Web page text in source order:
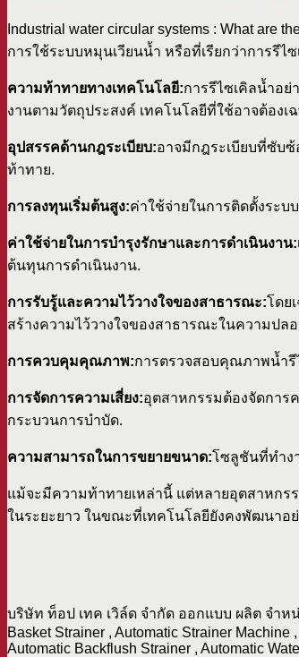
Industrial water circular systems : What are
การใช้ระบบหมุนเวียนน้ำ หรือที่เรียกว่าการรี
ความท้าทายทางเทคโนโลยี:การรีไซเคิลน้ำอ
งานตามวัตถุประสงค์ เทคโนโลยีที่ใช้อาจต้อง
อุปสรรคด้านกฎระเบียบ:อาจมีกฎระเบียบที่ซับ
ท้าทาย.
การลงทุนเริ่มต้นสูง:ค่าใช้จ่ายในการติดตั้งระบ
ค่าใช้จ่ายในการบำรุงรักษาและการดำเนินงาน:
ต้นทุนการดำเนินงาน.
การรับรู้และความไว้วางใจของสาธารณะ:โดย
สร้างความไว้วางใจของสาธารณะในความป
การควบคุมคุณภาพ:การตรวจสอบคุณภาพน้ำรี
การจัดการความเสี่ยง:อุตสาหกรรมต้องจัดการ
กระบวนการบำบัด.
ความสามารถในการขยายขนาด:โซลูชันที่ทำง
แม้จะมีความท้าทายเหล่านี้ แต่หลายอุตสาหก
ในระยะยาว ในขณะที่เทคโนโลยียังคงพัฒนาอ
บริษัท ท็อป เทค เวิล์ด จำกัด ออกแบบ ผลิต จำหน่
Basket Strainer , Automatic Strainer
Automatic Backflush Strainer , Automatic